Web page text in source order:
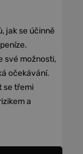
jak se účinně
své možnosti,
očekávání.
se třemi
a